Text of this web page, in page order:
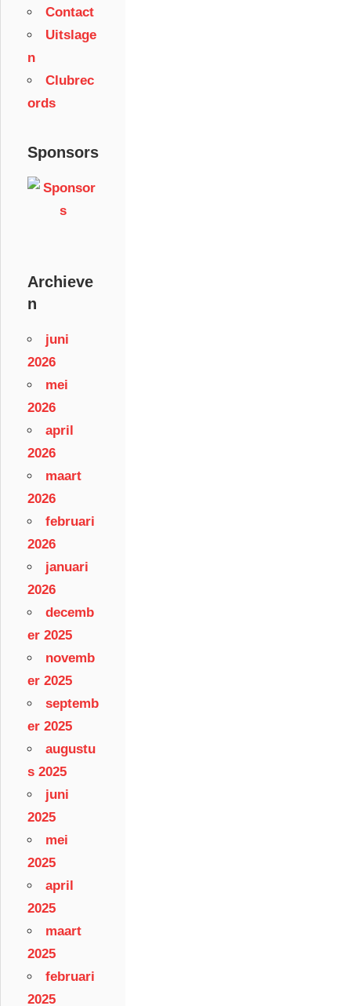
Contact
Uitslage
n
Clubrec
ords
Sponsors
Archieve
n
juni
2026
mei
2026
april
2026
maart
2026
februari
2026
januari
2026
decemb
er 2025
novemb
er 2025
septemb
er 2025
augustu
s 2025
juni
2025
mei
2025
april
2025
maart
2025
februari
2025